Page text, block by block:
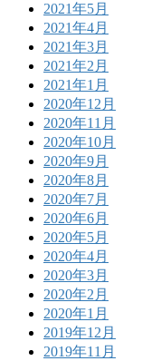
2021年5月
2021年4月
2021年3月
2021年2月
2021年1月
2020年12月
2020年11月
2020年10月
2020年9月
2020年8月
2020年7月
2020年6月
2020年5月
2020年4月
2020年3月
2020年2月
2020年1月
2019年12月
2019年11月